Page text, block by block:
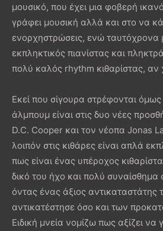
μουσικό, που έχει μια φοβερή
γράφει μουσική αλλά και στο να
ενορχηστρώσεις, ενώ ταυτόχρονα
εκπληκτικός πιανίστας και
πολύ καλός rhythm κιθαρίστας, αν
Εκεί που σίγουρα στρέφονται
άλμπουμ είναι στις δυο νέες
D.C. Cooper και τον νέοπα Jonas
λοιπόν στις κιθάρες είναι απλά
πως είναι ένας υπέροχος
δικό του ήχο και πολύ συναίσθημα
όντας ένας άξιος αντικαταστάτης
αντικατέστησε όσο και των
Ειδική μνεία νομίζω πως αξίζει να